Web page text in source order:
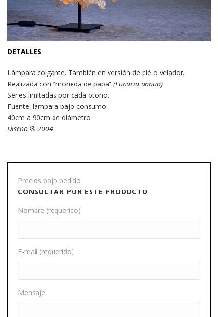
DETALLES
Lámpara colgante. También en versión de pié o velador.
Realizada con “moneda de papa” (Lunaria annua).
Series limitadas por cada otoño.
Fuente: lámpara bajo consumo.
40cm a 90cm de diámetro.
Diseño ® 2004
Precios bajo pedido
CONSULTAR POR ESTE PRODUCTO
Nombre (requerido)
E-mail (requerido)
Mensaje